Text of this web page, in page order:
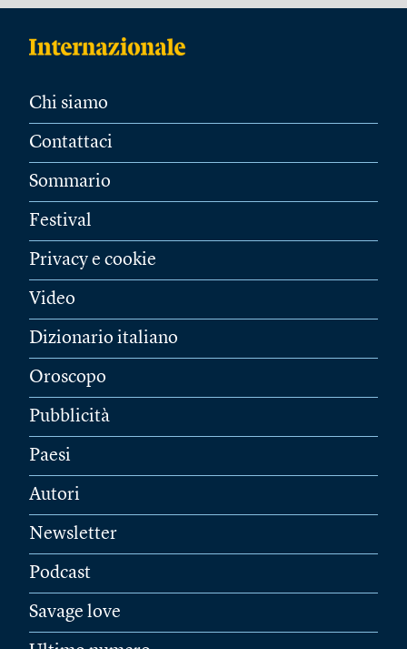
Chi siamo
Contattaci
Sommario
Festival
Privacy e cookie
Video
Dizionario italiano
Oroscopo
Pubblicità
Paesi
Autori
Newsletter
Podcast
Savage love